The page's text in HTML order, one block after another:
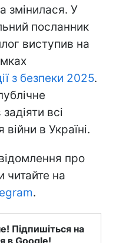
змінилася. У
посланник
виступив на
з безпеки 2025.
всі
в Україні.
про
читайте на
.
Підпишіться на